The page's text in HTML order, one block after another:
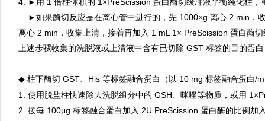
►如果酶切反应是在离心管中进行的，先 1000×g 离心 2 min，
离心 2 min，收集上清，接着再加入 1 mL 1× PreScission 蛋白酶
上述步骤收集的洗脱液或上清液中含有已切除 GST 标签的目的
◆ 柱下酶切 GST、His 等标签融合蛋白（以 10 mg 标签融合蛋白/
1. 使用脱盐柱快速除去洗脱组分中的 GSH、咪唑等物质，或用 1×
2. 按每 100μg 标签融合蛋白加入 2U PreScission 蛋白酶的比例